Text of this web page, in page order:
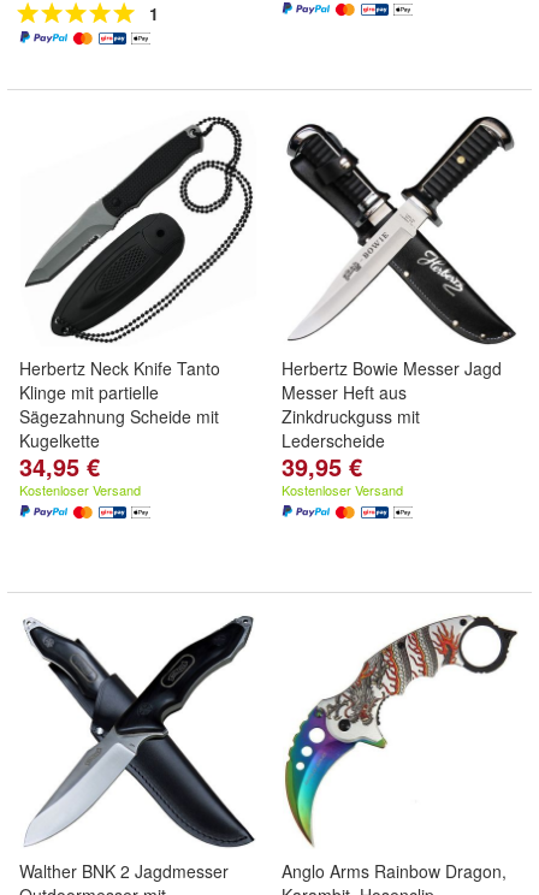
1
Herbertz Neck Knife Tanto
Klinge mit partielle
Sägezahnung Scheide mit
Kugelkette
34,95 €
Kostenloser Versand
Herbertz Bowie Messer Jagd
Messer Heft aus
Zinkdruckguss mit
Lederscheide
39,95 €
Kostenloser Versand
Walther BNK 2 Jagdmesser
Anglo Arms Rainbow Dragon,